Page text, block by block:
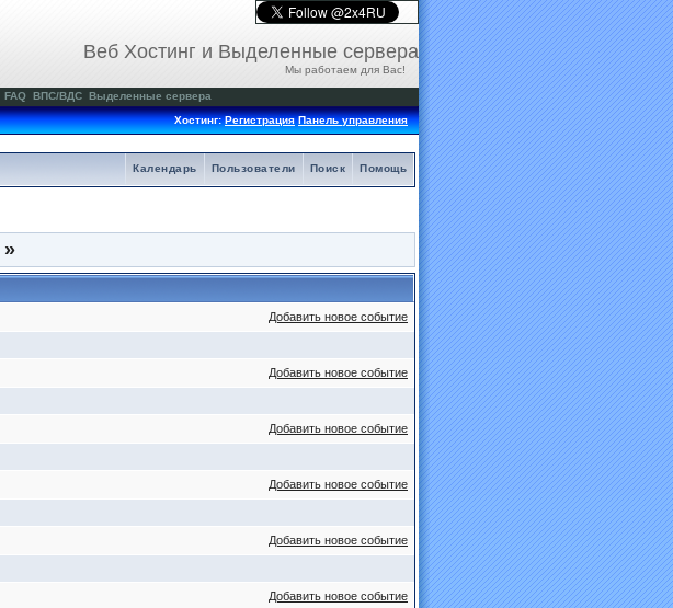
Веб Хостинг и Выделенные сервера
Мы работаем для Вас!
FAQ ВПС/ВДС Выделенные сервера
Хостинг:Регистрация Панель управления
Помощь
Поиск
Пользователи
Календарь
»
Добавить новое событие
Добавить новое событие
Добавить новое событие
Добавить новое событие
Добавить новое событие
Добавить новое событие